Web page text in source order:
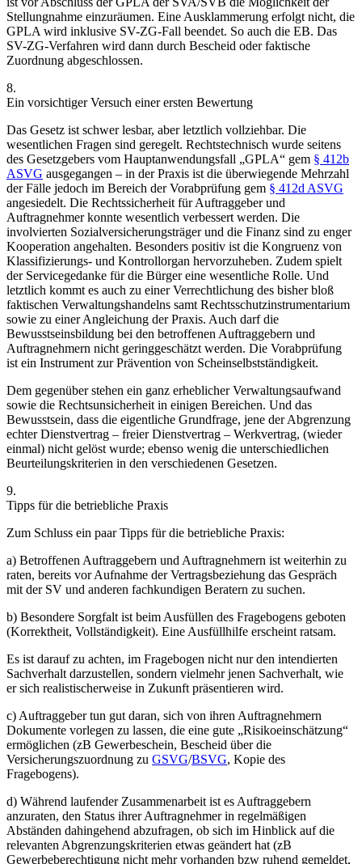
Stellungnahme einzuräumen. Eine Ausklammerung erfolgt nicht, die
GPLA wird inklusive SV-ZG-Fall beendet. So auch die EB. Das
SV-ZG-Verfahren wird dann durch Bescheid oder faktische
Zuordnung abgeschlossen.
8.
Ein vorsichtiger Versuch einer ersten Bewertung
Das Gesetz ist schwer lesbar, aber letztlich vollziehbar. Die
wesentlichen Fragen sind geregelt. Rechtstechnisch wurde seitens
des Gesetzgebers vom Hauptanwendungsfall „GPLA“ gem § 412b
ASVG ausgegangen – in der Praxis ist die überwiegende Mehrzahl
der Fälle jedoch im Bereich der Vorabprüfung gem § 412d ASVG
angesiedelt. Die Rechtssicherheit für Auftraggeber und
Auftragnehmer konnte wesentlich verbessert werden. Die
involvierten Sozialversicherungsträger und die Finanz sind zu enger
Kooperation angehalten. Besonders positiv ist die Kongruenz von
Klassifizierungs- und Kontrollorgan hervorzuheben. Zudem spielt
der Servicegedanke für die Bürger eine wesentliche Rolle. Und
letztlich kommt es auch zu einer Verrechtlichung des bisher bloß
faktischen Verwaltungshandelns samt Rechtsschutzinstrumentarium
sowie zu einer Angleichung der Praxis. Auch darf die
Bewusstseinsbildung bei den betroffenen Auftraggebern und
Auftragnehmern nicht geringgeschätzt werden. Die Vorabprüfung
ist ein Instrument zur Prävention von Scheinselbstständigkeit.
Dem gegenüber stehen ein ganz erheblicher Verwaltungsaufwand
sowie die Rechtsunsicherheit in einigen Bereichen. Und das
Bewusstsein, dass die eigentliche Grundfrage, jene der Abgrenzung
echter Dienstvertrag – freier Dienstvertrag – Werkvertrag, (wieder
einmal) nicht gelöst wurde; ebenso wenig die unterschiedlichen
Beurteilungskriterien in den verschiedenen Gesetzen.
9.
Tipps für die betriebliche Praxis
Zum Schluss ein paar Tipps für die betriebliche Praxis:
a) Betroffenen Auftraggebern und Auftragnehmern ist weiterhin zu
raten, bereits vor Aufnahme der Vertragsbeziehung das Gespräch
mit der SV und anderen fachkundigen Beratern zu suchen.
b) Besondere Sorgfalt ist beim Ausfüllen des Fragebogens geboten
(Korrektheit, Vollständigkeit). Eine Ausfüllhilfe erscheint ratsam.
Es ist darauf zu achten, im Fragebogen nicht nur den intendierten
Sachverhalt darzustellen, sondern vielmehr jenen Sachverhalt, wie
er sich realistischerweise in Zukunft präsentieren wird.
c) Auftraggeber tun gut daran, sich von ihren Auftragnehmern
Dokumente vorlegen zu lassen, die eine gute „Risikoeinschätzung“
ermöglichen (zB Gewerbeschein, Bescheid über die
Versicherungszuordnung zu GSVG/BSVG, Kopie des
Fragebogens).
d) Während laufender Zusammenarbeit ist es Auftraggebern
anzuraten, den Status ihrer Auftragnehmer in regelmäßigen
Abständen dahingehend abzufragen, ob sich im Hinblick auf die
relevanten Abgrenzungskriterien etwas geändert hat (zB
Gewerbeberechtigung nicht mehr vorhanden bzw ruhend gemeldet,